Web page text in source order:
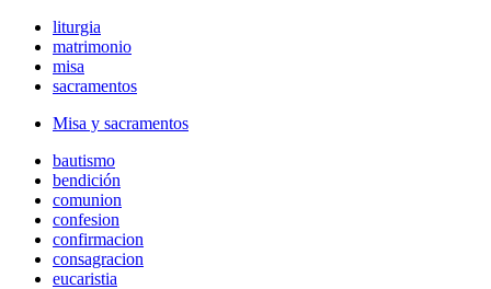
liturgia
matrimonio
misa
sacramentos
Misa y sacramentos
bautismo
bendición
comunion
confesion
confirmacion
consagracion
eucaristia